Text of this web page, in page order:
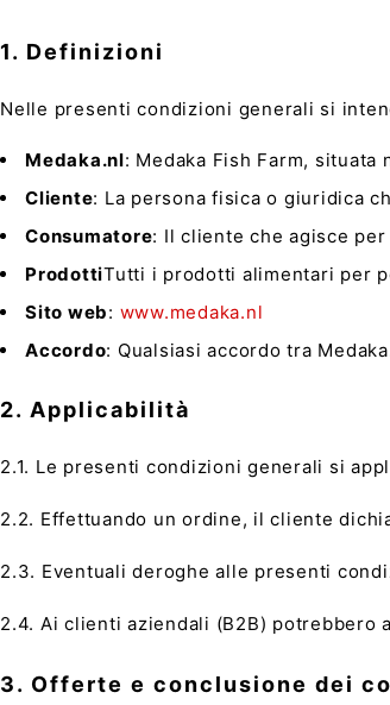
1. Definizioni
Nelle presenti condizioni generali si
Medaka.nl: Medaka Fish Farm,
Cliente: La persona fisica o giuridica
Consumatore: Il cliente che agisce
ProdottiTutti i prodotti alimentari per
Sito web: www.medaka.nl
Accordo: Qualsiasi accordo tra
2. Applicabilità
2.1. Le presenti condizioni generali si
2.2. Effettuando un ordine, il cliente
2.3. Eventuali deroghe alle presenti
2.4. Ai clienti aziendali (B2B)
3. Offerte e conclusione dei